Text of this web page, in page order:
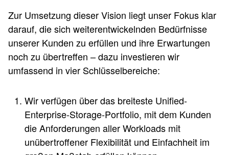
Zur Umsetzung dieser Vision liegt unser Fokus klar
darauf, die sich weiterentwickelnden Bedürfnisse
unserer Kunden zu erfüllen und ihre Erwartungen
noch zu übertreffen – dazu investieren wir
umfassend in vier Schlüsselbereiche:
Wir verfügen über das breiteste Unified-
Enterprise-Storage-Portfolio, mit dem Kunden
die Anforderungen aller Workloads mit
unübertroffener Flexibilität und Einfachheit im